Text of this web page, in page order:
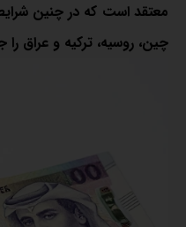
معتقد است که در چنین
چین، روسیه، ترکیه و عراق را